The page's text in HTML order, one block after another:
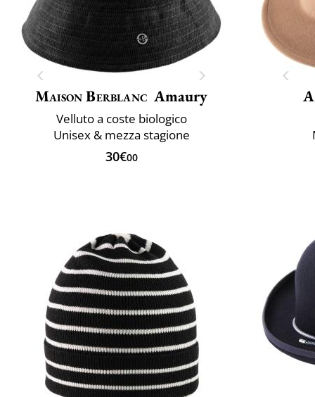
Maison Berblanc Amaury
Velluto a coste biologico
Unisex & mezza stagione
30€00